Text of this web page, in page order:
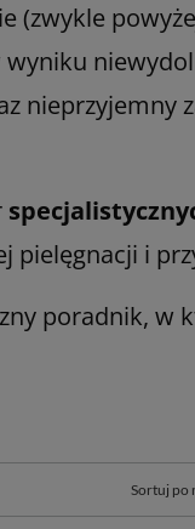
(zwykle
nieprzyjemny
pielęgnacji i
poradnik,
Sortuj po